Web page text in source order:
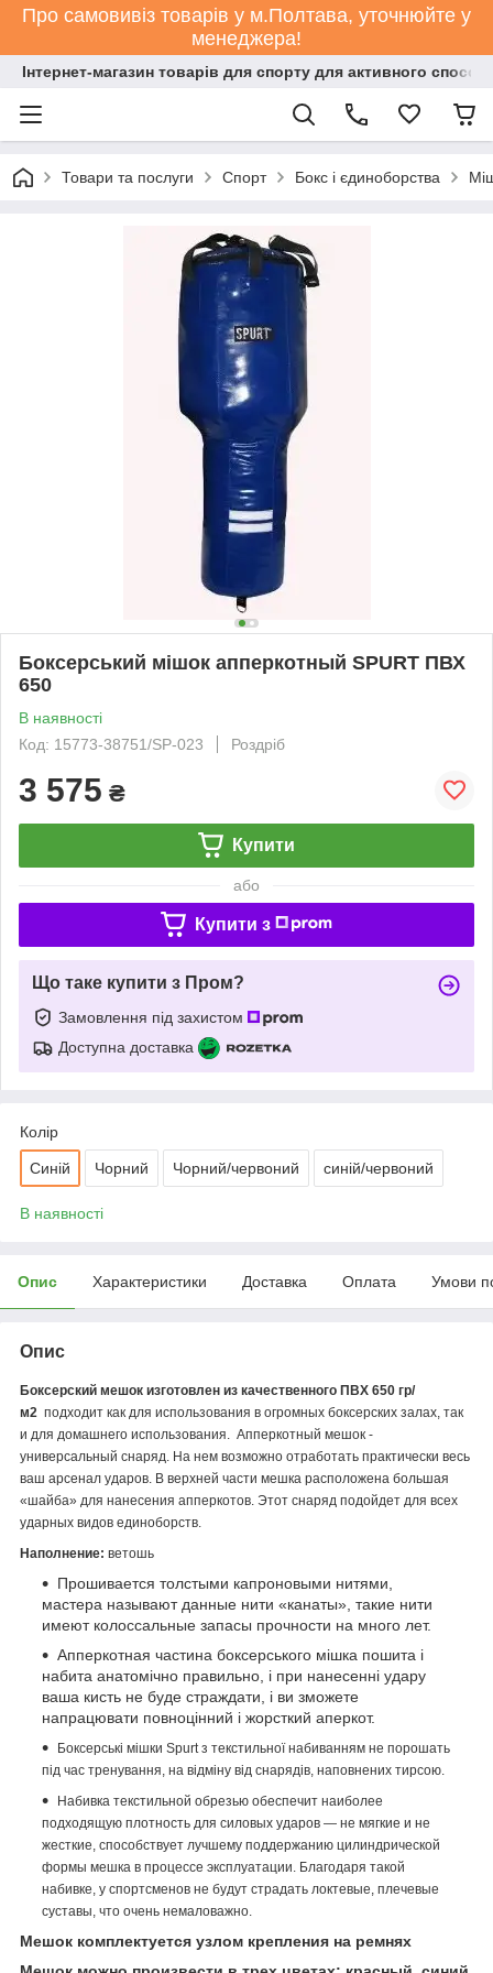
Про самовивіз товарів у м.Полтава, уточнюйте у
менеджера!
Інтернет-магазин товарів для спорту для активного
Товари та послуги Спорт Бокс і єдиноборства
Боксерський мішок апперкотный SPURT ПВХ
650
В наявності
Код: 15773-38751/SP-023
Роздріб
3 575 ₴
Купити
або
Купити з
Що таке купити з Пром?
Замовлення під захистом
Доступна доставка
Колір
Синій Чорний Чорний/червоний синій/червоний
В наявності
Опис Характеристики Доставка Оплата Умови
Опис
Боксерский мешок изготовлен из качественного ПВХ 650 гр/
м2 подходит как для использования в огромных боксерских залах, так
и для домашнего использования. Апперкотный мешок -
универсальный снаряд. На нем возможно отработать практически весь
ваш арсенал ударов. В верхней части мешка расположена большая
«шайба» для нанесения апперкотов. Этот снаряд подойдет для всех
ударных видов единоборств.
Наполнение: ветошь
Прошивается толстыми капроновыми нитями,
мастера называют данные нити «канаты», такие нити
имеют колоссальные запасы прочности на много лет.
Апперкотная частина боксерського мішка пошита і
набита анатомічно правильно, і при нанесенні удару
ваша кисть не буде страждати, і ви зможете
напрацювати повноцінний і жорсткий аперкот.
Боксерські мішки Spurt з текстильної набиванням не порошать
під час тренування, на відміну від снарядів, наповнених тирсою.
Набивка текстильной обрезью обеспечит наиболее
подходящую плотность для силовых ударов ― не мягкие и не
жесткие, способствует лучшему поддержанию цилиндрической
формы мешка в процессе эксплуатации. Благодаря такой
набивке, у спортсменов не будут страдать локтевые, плечевые
суставы, что очень немаловажно.
Мешок комплектуется узлом крепления на ремнях